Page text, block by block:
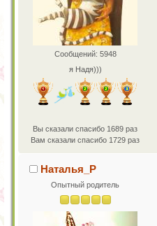
Сообщений: 5948
я Надя)))
Вы сказали спасибо 1689 раз
Вам сказали спасибо 1729 раз
Наталья_Р
Опытный родитель